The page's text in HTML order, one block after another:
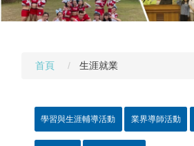
首頁 生涯就業
學習與生涯輔導活動 業界導師活動